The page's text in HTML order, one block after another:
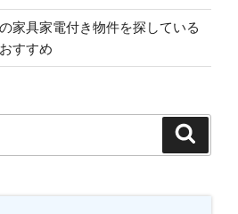
家具家電付き物件を探している
すすめ